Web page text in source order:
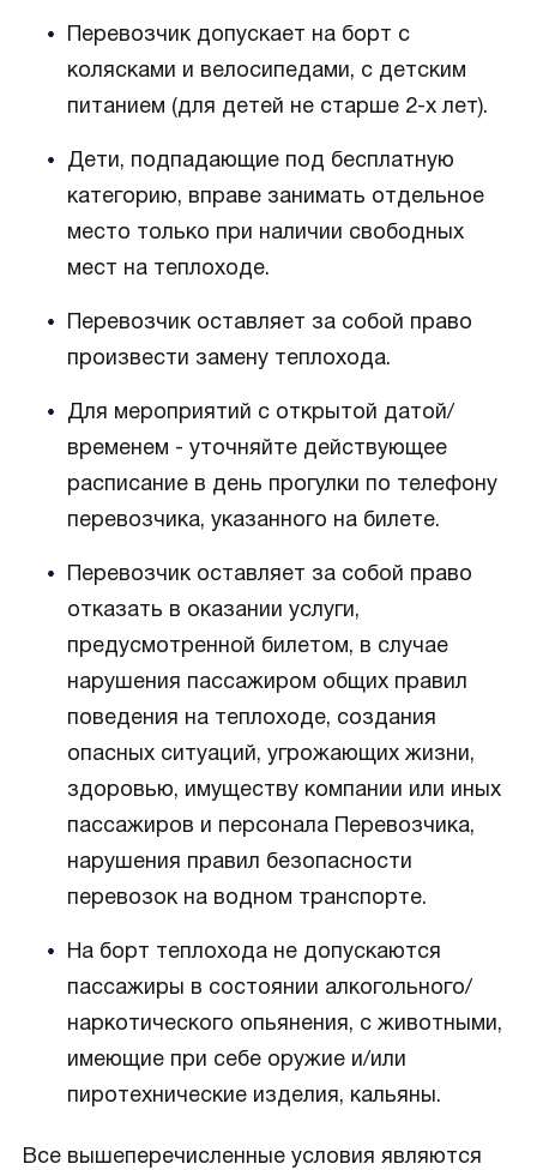
Перевозчик допускает на борт с
колясками и велосипедами, с детским
питанием (для детей не старше 2-х лет).
Дети, подпадающие под бесплатную
категорию, вправе занимать отдельное
место только при наличии свободных
мест на теплоходе.
Перевозчик оставляет за собой право
произвести замену теплохода.
Для мероприятий с открытой датой/
временем - уточняйте действующее
расписание в день прогулки по телефону
перевозчика, указанного на билете.
Перевозчик оставляет за собой право
отказать в оказании услуги,
предусмотренной билетом, в случае
нарушения пассажиром общих правил
поведения на теплоходе, создания
опасных ситуаций, угрожающих жизни,
здоровью, имуществу компании или иных
пассажиров и персонала Перевозчика,
нарушения правил безопасности
перевозок на водном транспорте.
На борт теплохода не допускаются
пассажиры в состоянии алкогольного/
наркотического опьянения, с животными,
имеющие при себе оружие и/или
пиротехнические изделия, кальяны.
Все вышеперечисленные условия являются